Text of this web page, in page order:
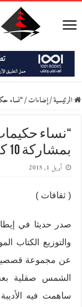
الرئيسية/إضاءات/“نساء
“نساء
بمشاركة 10 كاتبات
أبريل 1, 2015
( ثقافات )
والتوزيع الكتاب
الشمس صقلية
ساهمت فيه